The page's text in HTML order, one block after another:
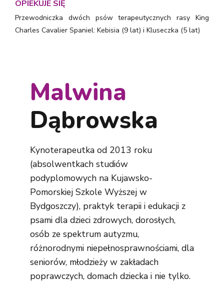
OPIEKUJE SIĘ
Przewodniczka dwóch psów terapeutycznych rasy King
Charles Cavalier Spaniel: Kebisia (9 lat) i Kluseczka (5 lat)
Malwina
Dąbrowska
Kynoterapeutka od 2013 roku
(absolwentkach studiów
podyplomowych na Kujawsko-
Pomorskiej Szkole Wyższej w
Bydgoszczy), praktyk terapii i edukacji z
psami dla dzieci zdrowych, dorosłych,
osób ze spektrum autyzmu,
różnorodnymi niepełnosprawnościami, dla
seniorów, młodzieży w zakładach
poprawczych, domach dziecka i nie tylko.